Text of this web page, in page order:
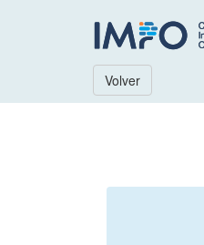
Volver